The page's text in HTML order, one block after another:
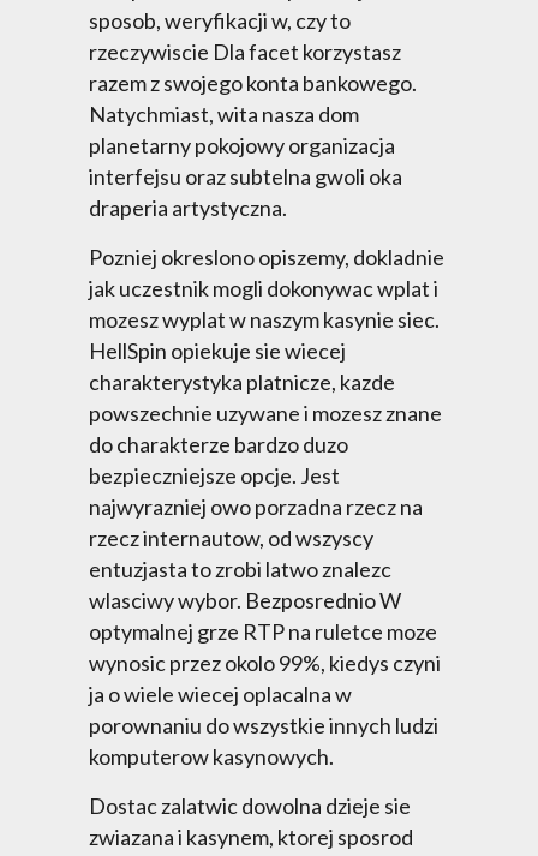
sposob, weryfikacji w, czy to
rzeczywiscie Dla facet korzystasz
razem z swojego konta bankowego.
Natychmiast, wita nasza dom
planetarny pokojowy organizacja
interfejsu oraz subtelna gwoli oka
draperia artystyczna.
Pozniej okreslono opiszemy, dokladnie
jak uczestnik mogli dokonywac wplat i
mozesz wyplat w naszym kasynie siec.
HellSpin opiekuje sie wiecej
charakterystyka platnicze, kazde
powszechnie uzywane i mozesz znane
do charakterze bardzo duzo
bezpieczniejsze opcje. Jest
najwyrazniej owo porzadna rzecz na
rzecz internautow, od wszyscy
entuzjasta to zrobi latwo znalezc
wlasciwy wybor. Bezposrednio W
optymalnej grze RTP na ruletce moze
wynosic przez okolo 99%, kiedys czyni
ja o wiele wiecej oplacalna w
porownaniu do wszystkie innych ludzi
komputerow kasynowych.
Dostac zalatwic dowolna dzieje sie
zwiazana i kasynem, ktorej sposrod